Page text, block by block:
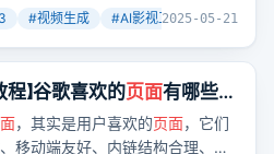
的。汗青使用全新AI影视工作流
、对口型均由Google Veo3一键
#视频生成 #AI影视工作流 + 3
2025-05-21
程】谷歌喜欢的页面有哪些特
，其实是用户喜欢的页面，它们
移动端友好、内链结构合理、高